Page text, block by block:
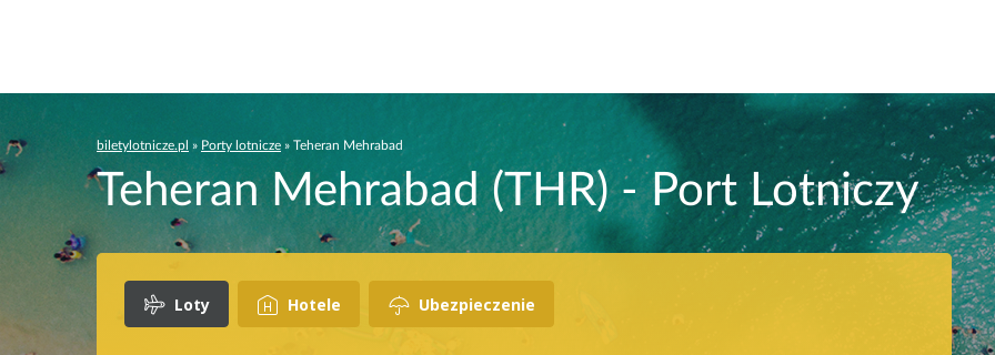
biletylotnicze.pl » Porty lotnicze » Teheran Mehrabad
Teheran Mehrabad (THR) - Port Lotniczy
Loty Hotele Ubezpieczenie